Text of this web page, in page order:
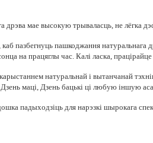
дрэва мае высокую трываласць, не лёгка
пазбегнуць пашкоджання
на працяглы час. Калі ласка,
натуральнай і вытанчанай
маці, Дзень бацькі ці любую іншую
падыходзіць для нарэзкі шырокага